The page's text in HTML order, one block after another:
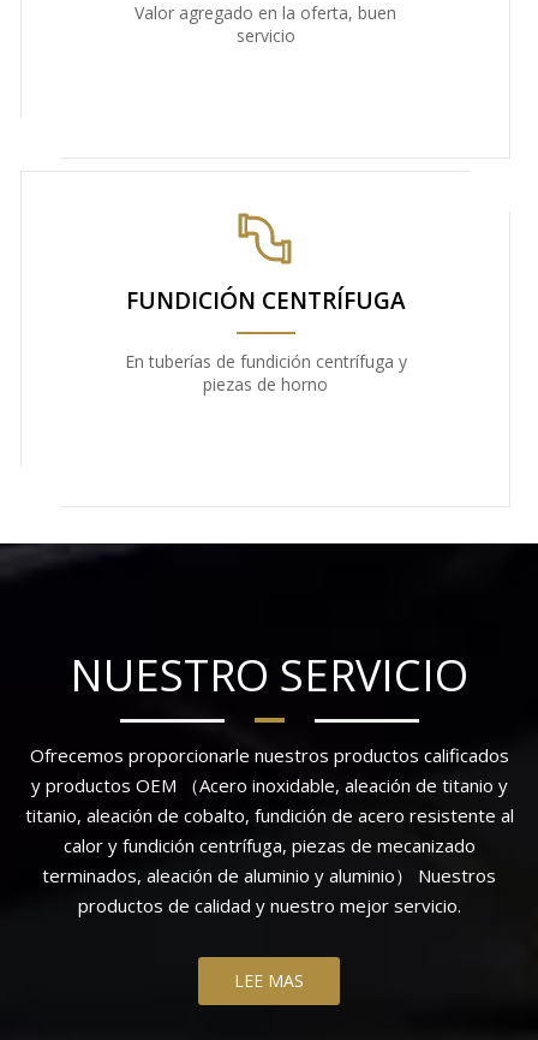
Valor agregado en la oferta, buen
servicio
FUNDICIÓN CENTRÍFUGA
En tuberías de fundición centrífuga y
piezas de horno
NUESTRO SERVICIO
Ofrecemos proporcionarle nuestros productos calificados
y productos OEM （Acero inoxidable, aleación de titanio y
titanio, aleación de cobalto, fundición de acero resistente al
calor y fundición centrífuga, piezas de mecanizado
terminados, aleación de aluminio y aluminio） Nuestros
productos de calidad y nuestro mejor servicio.
LEE MAS